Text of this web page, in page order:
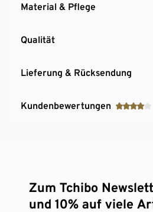
Material & Pflege
Qualität
Lieferung & Rücksendung
Kundenbewertungen
Zum Tchibo
und 10% auf viele